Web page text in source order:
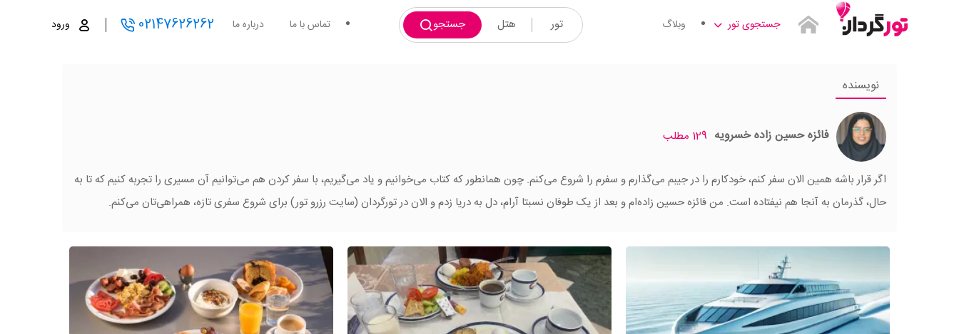
جستجوی تور وبلاگ تور هتل جستجو تماس با ما درباره ما 02147626262 ورود
نویسنده
فائزه حسین زاده خسرویه 129 مطلب
اگر قرار باشه همین الان سفر کنم، خودکارم را در جیبم می‌گذارم و سفرم را شروع می‌کنم. چون همانطور که کتاب می‌خوانیم و یاد می‌گیریم، با سفر کردن هم می‌توانیم آن مسیری را تجربه کنیم که تا به
حال، گذرمان به آنجا هم نیفتاده است. من فائزه حسین زاده‌ام و بعد از یک طوفان نسبتا آرام، دل به دریا زدم و الان در تورگردان (سایت رزرو تور) برای شروع سفری تازه، همراهی‌تان می‌کنم.